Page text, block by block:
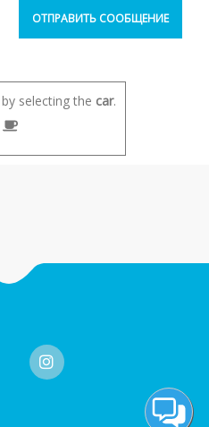
selecting the car.